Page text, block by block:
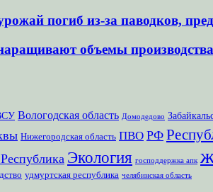
погиб из-за паводков,
объемы
Вологодская область Домодедово
Нижегородская область ПВО РФ
Экология господдержка апк
удмуртская республика челябинская область